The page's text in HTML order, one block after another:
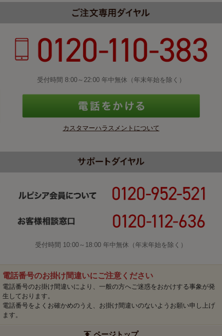
受付時間 8:00～22:00 年中無休（年末年始を除く）
カスタマーハラスメントについて
受付時間 10:00～18:00 年中無休（年末年始を除く）
電話番号のお掛け間違いにご注意ください
電話番号のお掛け間違いにより、一般の方へご迷惑をおかけする事象が発
生しております。
電話番号をよくお確かめのうえ、お掛け間違いのないようお願い申し上げ
ます。